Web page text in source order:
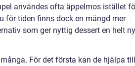
användes ofta äppelmos istället
för tiden finns dock en mängd mer
som ger nyttig dessert en helt ny
För det första kan de hjälpa